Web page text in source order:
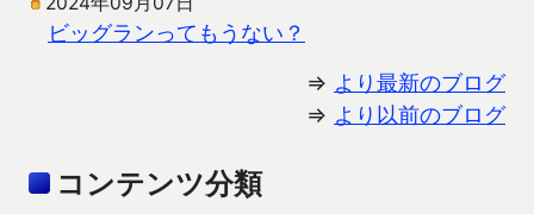
ビッグランってもうない？
⇒ より最新のブログ
⇒ より以前のブログ
コンテンツ分類